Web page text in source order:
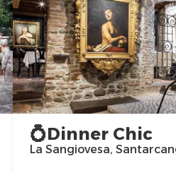
💍Dinner Chic
La Sangiovesa,